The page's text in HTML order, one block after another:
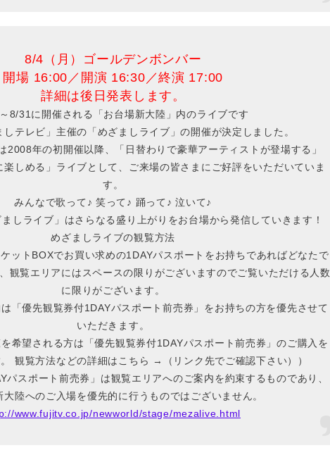
8/4（月）ゴールデンボンバー
開場 16:00／開演 16:30／終演 17:00
詳細は後日発表します。
8/31に開催される「お台場新大陸」内のライブです
テレビ」主催の「めざましライブ」の開催が決定しました。
2008年の初開催以降、「日替わりで豪華アーティストが登場する」
楽しめる」ライブとして、ご来場の皆さまにご好評をいただいていま
す。
みんなで歌って♪ 笑って♪ 踊って♪ 泣いて♪
しライブ」はさらなる盛り上がりをお台場から発信していきます！
めざましライブの観覧方法
ットBOXでお買い求めの1DAYパスポートをお持ちであればどなたで
観覧エリアにはスペースの限りがございますのでご覧いただける人数
に限りがございます。
「優先観覧券付1DAYパスポート前売券」をお持ちの方を優先させて
いただきます。
希望される方は「優先観覧券付1DAYパスポート前売券」のご購入を
観覧方法などの詳細はこちら →（リンク先でご確認下さい））
スポート前売券」は観覧エリアへのご案内を約束するものであり、
大陸へのご入場を優先的に行うものではございません。
www.fujitv.co.jp/newworld/stage/mezalive.html